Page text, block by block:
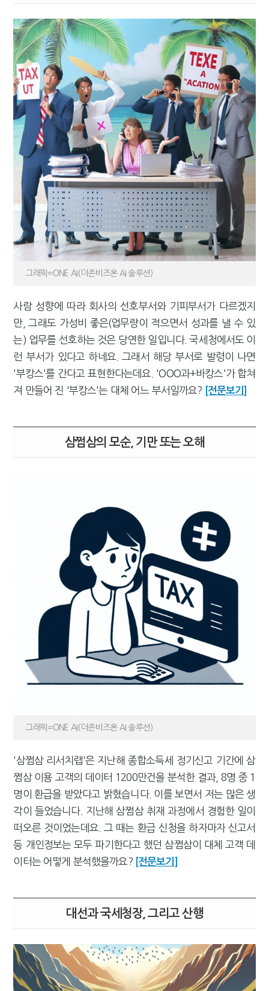
그래픽=ONE AI(더존비즈온 AI 솔루션)
사람 성향에 따라 회사의 선호부서와 기피부서가 다르겠지
만, 그래도 가성비 좋은(업무량이 적으면서 성과를 낼 수 있
는) 업무를 선호하는 것은 당연한 일입니다. 국세청에서도 이
런 부서가 있다고 하네요. 그래서 해당 부서로 발령이 나면
'부캉스'를 간다고 표현한다는데요. 'OOO과+바캉스'가 합쳐
져 만들어 진 '부캉스'는 대체 어느 부서일까요?
[전문보기]
삼쩜삼의 모순, 기만 또는 오해
그래픽=ONE AI(더존비즈온 AI 솔루션)
'삼쩜삼 리서치랩'은 지난해 종합소득세 정기신고 기간에 삼
쩜삼 이용 고객의 데이터 1200만건을 분석한 결과, 8명 중 1
명이 환급을 받았다고 밝혔습니다. 이를 보면서 저는 많은 생
각이 들었습니다. 지난해 삼쩜삼 취재 과정에서 경험한 일이
떠오른 것이었는데요. 그 때는 환급 신청을 하자마자 신고서
등 개인정보는 모두 파기한다고 했던 삼쩜삼이 대체 고객 데
이터는 어떻게 분석했을까요? [전문보기]
대선과 국세청장, 그리고 산행